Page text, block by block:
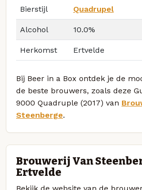
Bierstijl Quadrupel
Alcohol 10.0%
Herkomst Ertvelde
Bij Beer in a Box ontdek je de
de beste brouwers, zoals deze
9000 Quadruple (2017) van
Steenberge.
Brouwerij Van
Ertvelde